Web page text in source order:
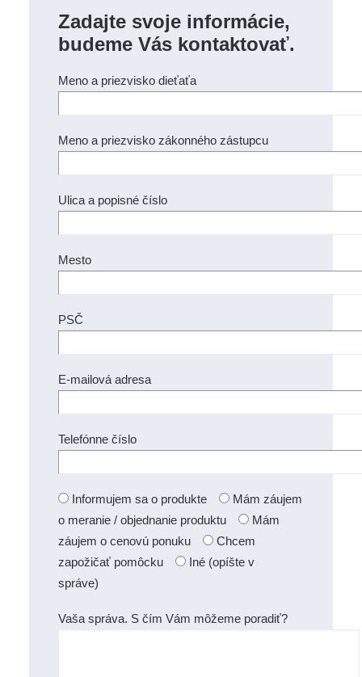
Zadajte svoje informácie,
budeme Vás kontaktovať.
Meno a priezvisko dieťaťa
Meno a priezvisko zákonného zástupcu
Ulica a popisné číslo
Mesto
PSČ
E-mailová adresa
Telefónne číslo
Informujem sa o produkte
Mám záujem
o meranie / objednanie produktu
Mám
záujem o cenovú ponuku
Chcem
zapožičať pomôcku
Iné (opíšte v
správe)
Vaša správa. S čím Vám môžeme poradiť?